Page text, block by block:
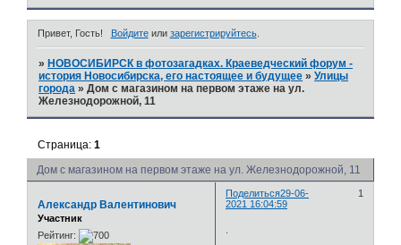
Привет, Гость! Войдитеили зарегистрируйтесь.
» НОВОСИБИРСК в фотозагадках. Краеведческий форум -
история Новосибирска, его настоящее и будущее »Улицы
города »Дом с магазином на первом этаже на ул.
Железнодорожной, 11
Дом с магазином на первом этаже на ул. Железнодорожной, 11
Страница:1
Поделиться 1
29-06-
2021 16:04:59
Александр Валентинович
Участник
Рейтинг: